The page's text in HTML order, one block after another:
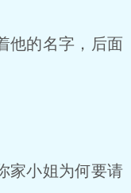
他的名字，后面
家小姐为何要请